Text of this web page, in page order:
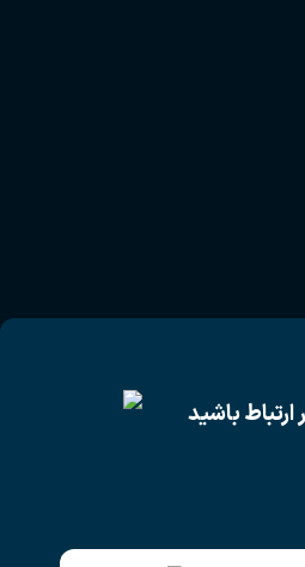
ارتباط باشید